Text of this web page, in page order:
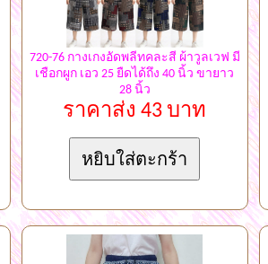
720-76 กางเกงอัดพลีทคละสี ผ้าวูลเวฟ มี
เชือกผูก เอว 25 ยืดได้ถึง 40 นิ้ว ขายาว
28 นิ้ว
ราคาส่ง 43 บาท